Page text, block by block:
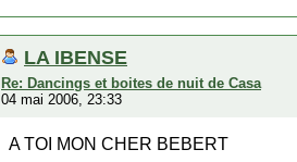
LA IBENSE
Re: Dancings et boites de nuit de Casa
04 mai 2006, 23:33
A TOI MON CHER BEBERT